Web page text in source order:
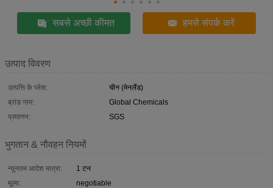
सबसे अच्छी कीमत हमसे संपर्क करें
उत्पाद विवरण
उत्पत्ति के प्लेस:
चीन (मेनलैंड)
ब्रांड नाम:
Global Chemicals
प्रमाणन:
SGS
भुगतान & नौवहन नियमों
न्यूनतम आदेश मात्रा:
1 टन
मूल्य:
negotiable